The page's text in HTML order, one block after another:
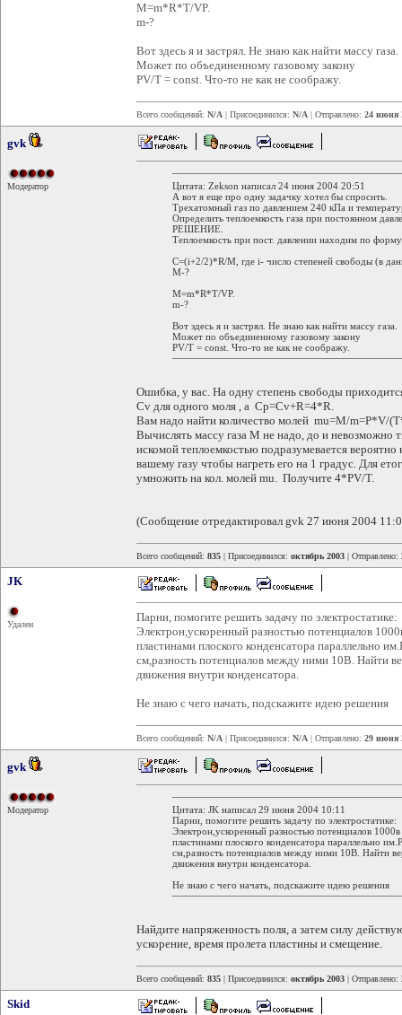
М=m*R*T/VP.
m-?
Вот здесь я и застрял. Не знаю как найти массу газа.
Может по объединенному газовому закону
PV/T = const. Что-то не как не соображу.
Всего сообщений: N/A | Присоединился: N/A | Отправлено: 24 июня
gvk
Модератор
Цитата: Zekson написал 24 июня 2004 20:51
А вот я еще про одну задачку хотел бы спросить.
Трехатомный газ по давлением 240 кПа и
Определить теплоемкость газа при постоянном
РЕШЕНИЕ.
Теплоемкость при пост. давлении находим по
С=(i+2/2)*R/M, где i- число степеней свободы (в
М-?
М=m*R*T/VP.
m-?
Вот здесь я и застрял. Не знаю как найти массу газа.
Может по объединенному газовому закону
PV/T = const. Что-то не как не соображу.
Ошибка, у вас. На одну степень свободы
Сv для одного моля , а Cp=Cv+R=4*R.
Вам надо найти количество молей mu=M/m=P*V/
Вычислять массу газа M не надо, до и невозможно
искомой теплоемкостью подразумевается вероятно
вашему газу чтобы нагреть его на 1 градус. Для
умножить на кол. молей mu. Получите 4*PV/T.
(Сообщение отредактировал gvk 27 июня 2004
Всего сообщений: 835 | Присоединился: октябрь 2003 | Отправлено:
JK
Удален
Парни, помогите решить задачу по электростатике:
Электрон,ускоренный разностью потенциалов
пластинами плоского конденсатора параллельно
см,разность потенциалов между ними 10В. Найти
движения внутри конденсатора.
Не знаю с чего начать, подскажите идею решения
Всего сообщений: N/A | Присоединился: N/A | Отправлено: 29 июня
gvk
Модератор
Цитата: JK написал 29 июня 2004 10:11
Парни, помогите решить задачу по электростатике:
Электрон,ускоренный разностью потенциалов
пластинами плоского конденсатора параллельно
см,разность потенциалов между ними 10В. Найти
движения внутри конденсатора.
Не знаю с чего начать, подскажите идею решения
Найдите напряженность поля, а затем силу
ускорение, время пролета пластины и смещение.
Всего сообщений: 835 | Присоединился: октябрь 2003 | Отправлено:
Skid